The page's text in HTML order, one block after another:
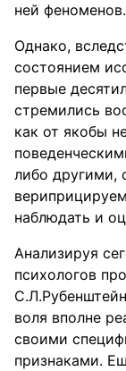
ней феноменов.
Однако,
состоянием
первые
стремились
как от якобы
либо другими,
наблюдать и
Анализируя
психологов
воля вполне
своими
признаками.